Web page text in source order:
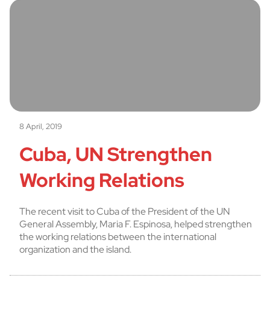
8 April, 2019
Cuba, UN Strengthen
Working Relations
The recent visit to Cuba of the President of the UN
General Assembly, Maria F. Espinosa, helped strengthen
the working relations between the international
organization and the island.